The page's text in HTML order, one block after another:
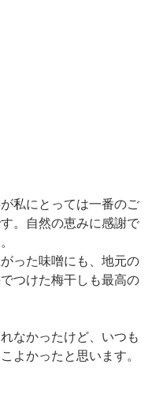
私にとっては一番のご
。自然の恵みに感謝で
った味噌にも、地元の
つけた梅干しも最高の
なかったけど、いつも
よかったと思います。